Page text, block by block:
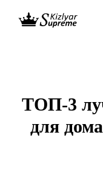
ТОП-3
для